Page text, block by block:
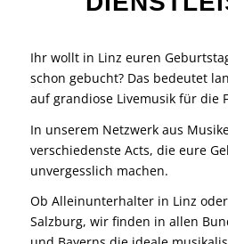
schon gebucht? Das bedeutet
In unserem Netzwerk aus
verschiedenste Acts, die eure
unvergesslich machen.
Ob Alleinunterhalter in Linz oder
Salzburg, wir finden in allen
und Bayerns die ideale
euch!